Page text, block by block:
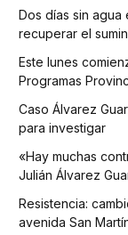
Dos días sin agua
recuperar el
Este lunes
Programas
Caso Álvarez
para investigar
«Hay muchas
Julián Álvarez
Resistencia:
avenida San